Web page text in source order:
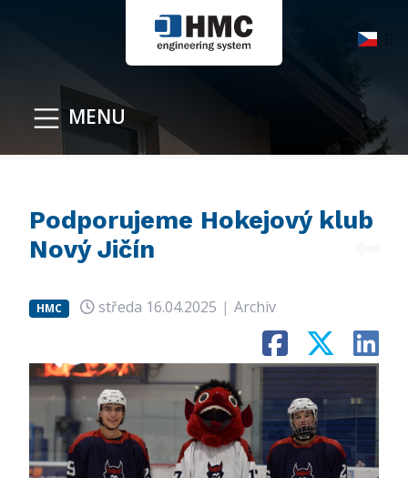
MENU
Podporujeme Hokejový klub
Nový Jičín
HMC středa 16.04.2025 | Archiv